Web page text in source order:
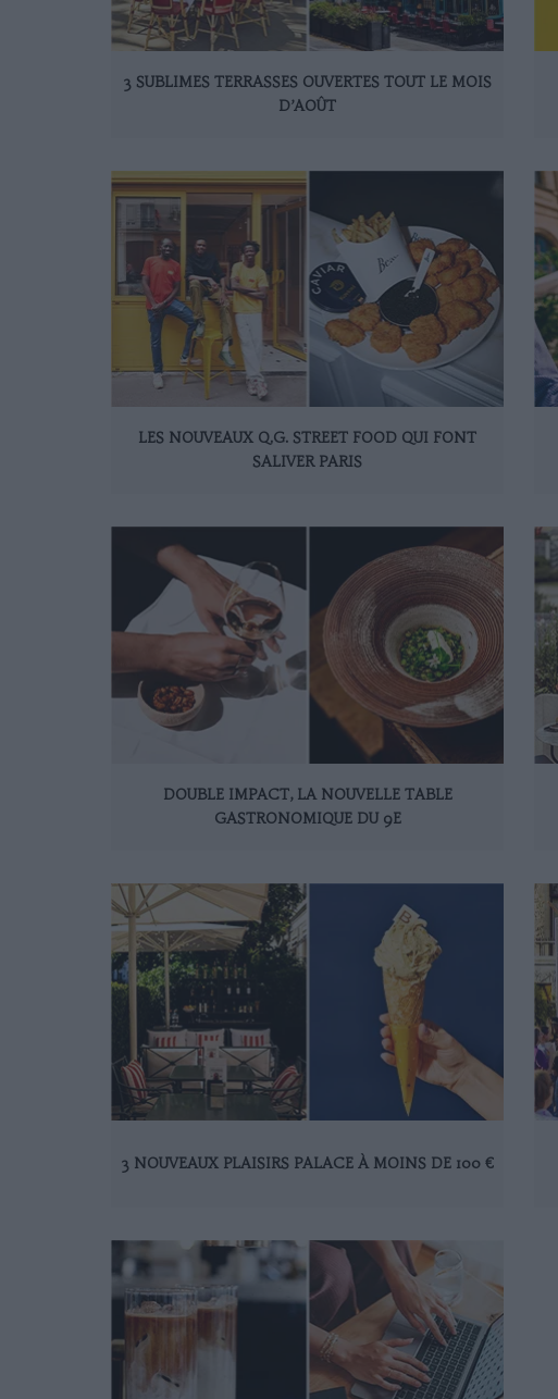
3 SUBLIMES TERRASSES OUVERTES TOUT LE MOIS
D’AOÛT
LES NOUVEAUX Q.G. STREET FOOD QUI FONT
SALIVER PARIS
DOUBLE IMPACT, LA NOUVELLE TABLE
GASTRONOMIQUE DU 9E
3 NOUVEAUX PLAISIRS PALACE À MOINS DE 100 €